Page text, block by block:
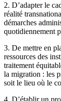
2. D’adapter le
réalité
démarches
quotidiennement
3. De mettre en
ressources des
traitement
la migration : les
soit le lieu où le
4. D’établir un